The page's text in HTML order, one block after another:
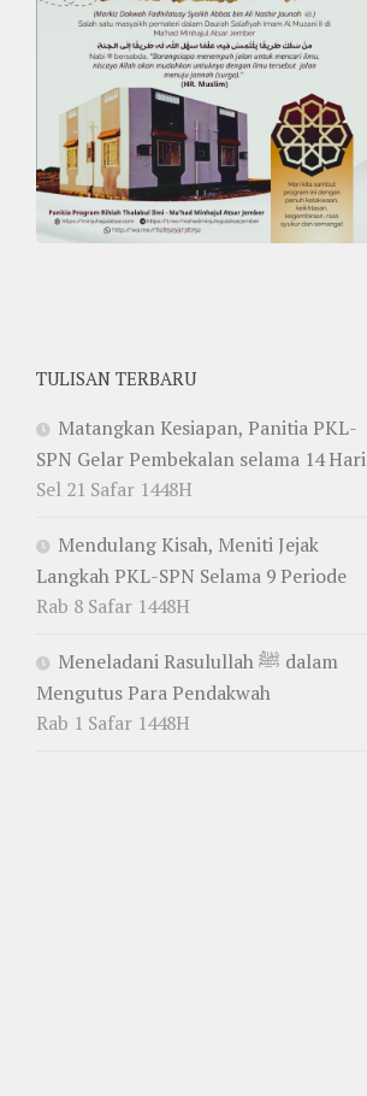
TULISAN TERBARU
Matangkan Kesiapan, Panitia PKL-
SPN Gelar Pembekalan selama 14 Hari
Sel 21 Safar 1448H
Mendulang Kisah, Meniti Jejak
Langkah PKL-SPN Selama 9 Periode
Rab 8 Safar 1448H
Meneladani Rasulullah ﷺ dalam
Mengutus Para Pendakwah
Rab 1 Safar 1448H